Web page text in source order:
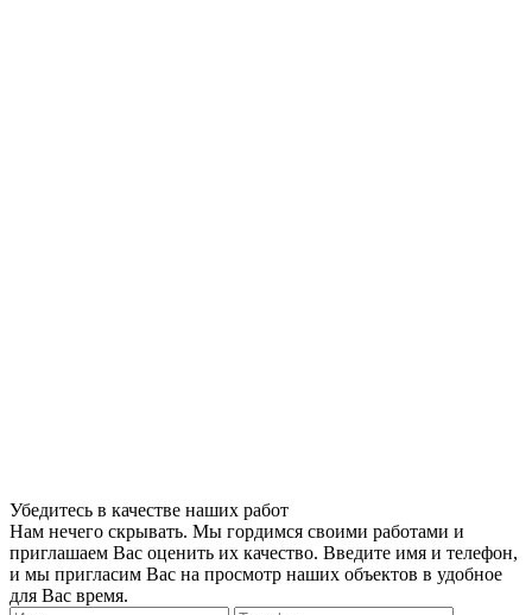
Убедитесь в качестве наших работ
Нам нечего скрывать. Мы гордимся своими работами и
приглашаем Вас оценить их качество. Введите имя и телефон,
и мы пригласим Вас на просмотр наших объектов в удобное
для Вас время.